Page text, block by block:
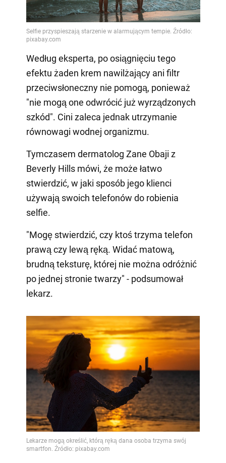
Według eksperta, po osiągnięciu tego
efektu żaden krem nawilżający ani filtr
przeciwsłoneczny nie pomogą, ponieważ
"nie mogą one odwrócić już wyrządzonych
szkód". Cini zaleca jednak utrzymanie
równowagi wodnej organizmu.
Tymczasem dermatolog Zane Obaji z
Beverly Hills mówi, że może łatwo
stwierdzić, w jaki sposób jego klienci
używają swoich telefonów do robienia
selfie.
"Mogę stwierdzić, czy ktoś trzyma telefon
prawą czy lewą ręką. Widać matową,
brudną teksturę, której nie można odróżnić
po jednej stronie twarzy" - podsumował
lekarz.